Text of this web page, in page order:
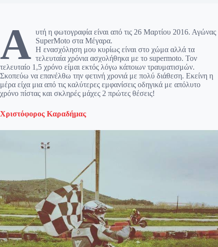
Α υτή η φωτογραφία είναι από τις 26 Μαρτίου 2016. Αγώνας
SuperMoto στα Μέγαρα.
Η ενασχόληση μου κυρίως είναι στο χώμα αλλά τα
τελευταία χρόνια ασχολήθηκα με το supermoto. Τον
τελευταίο 1,5 χρόνο είμαι εκτός λόγω κάποιων τραυματισμών.
Σκοπεύω να επανέλθω την φετινή χρονιά με πολύ διάθεση. Εκείνη η
μέρα είχα μια από τις καλύτερες εμφανίσεις οδηγικά με απόλυτο
χρόνο πίστας και σκληρές μάχες 2 πρώτες θέσεις!
Χριστόφορος Καραδήμας